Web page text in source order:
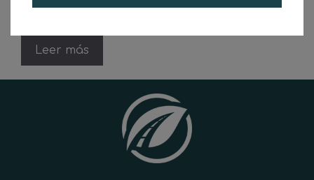
estimación directa. Para 2024, el …
Leer más